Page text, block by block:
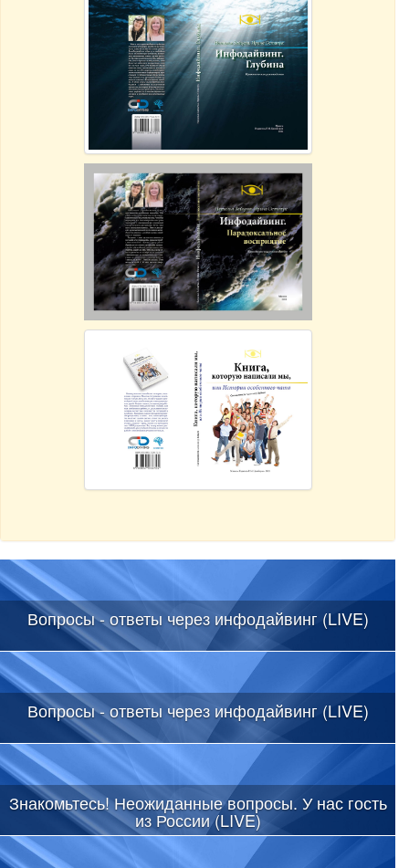
Вопросы - ответы через инфодайвинг (LIVE)
Вопросы - ответы через инфодайвинг (LIVE)
Знакомьтесь! Неожиданные вопросы. У нас гость
из России (LIVE)